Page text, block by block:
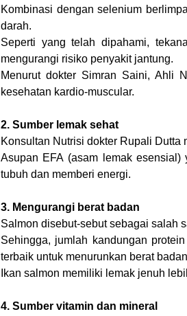
Kombinasi dengan selenium
darah.
Seperti yang telah dipahami,
mengurangi risiko penyakit jantung.
Menurut dokter Simran Saini, Ahli
kesehatan kardio-muscular.
2. Sumber lemak sehat
Konsultan Nutrisi dokter Rupali Dutta
Asupan EFA (asam lemak esensial)
tubuh dan memberi energi.
3. Mengurangi berat badan
Salmon disebut-sebut sebagai salah
Sehingga, jumlah kandungan
terbaik untuk menurunkan berat
Ikan salmon memiliki lemak jenuh
4. Sumber vitamin dan mineral